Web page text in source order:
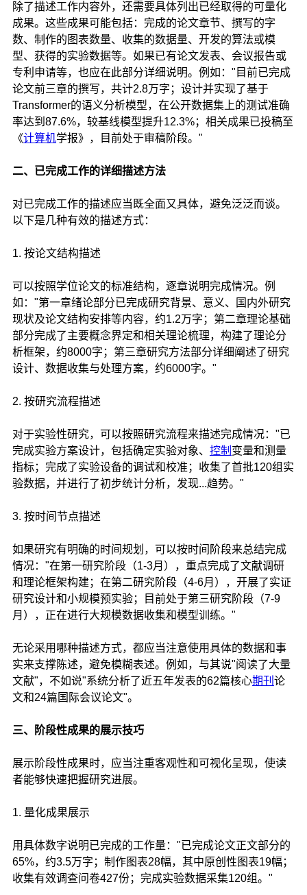
除了描述工作内容外，还需要具体列出已经取得的可量化
成果。这些成果可能包括：完成的论文章节、撰写的字
数、制作的图表数量、收集的数据量、开发的算法或模
型、获得的实验数据等。如果已有论文发表、会议报告或
专利申请等，也应在此部分详细说明。例如："目前已完成
论文前三章的撰写，共计2.8万字；设计并实现了基于
Transformer的语义分析模型，在公开数据集上的测试准确
率达到87.6%，较基线模型提升12.3%；相关成果已投稿至
《计算机学报》，目前处于审稿阶段。"
二、已完成工作的详细描述方法
对已完成工作的描述应当既全面又具体，避免泛泛而谈。
以下是几种有效的描述方式：
1. 按论文结构描述
可以按照学位论文的标准结构，逐章说明完成情况。例
如："第一章绪论部分已完成研究背景、意义、国内外研究
现状及论文结构安排等内容，约1.2万字；第二章理论基础
部分完成了主要概念界定和相关理论梳理，构建了理论分
析框架，约8000字；第三章研究方法部分详细阐述了研究
设计、数据收集与处理方案，约6000字。"
2. 按研究流程描述
对于实验性研究，可以按照研究流程来描述完成情况："已
完成实验方案设计，包括确定实验对象、 控制 变量和测量
指标；完成了实验设备的调试和校准；收集了首批120组实
验数据，并进行了初步统计分析，发现...趋势。"
3. 按时间节点描述
如果研究有明确的时间规划，可以按时间阶段来总结完成
情况："在第一研究阶段（1-3月），重点完成了文献调研
和理论框架构建；在第二研究阶段（4-6月），开展了实证
研究设计和小规模预实验；目前处于第三研究阶段（7-9
月），正在进行大规模数据收集和模型训练。"
无论采用哪种描述方式，都应当注意使用具体的数据和事
实来支撑陈述，避免模糊表述。例如，与其说"阅读了大量
文献"，不如说"系统分析了近五年发表的62篇核心期刊 论
文和24篇国际会议论文"。
三、阶段性成果的展示技巧
展示阶段性成果时，应当注重客观性和可视化呈现，使读
者能够快速把握研究进展。
1. 量化成果展示
用具体数字说明已完成的工作量："已完成论文正文部分的
65%，约3.5万字；制作图表28幅，其中原创性图表19幅；
收集有效调查问卷427份；完成实验数据采集120组。"